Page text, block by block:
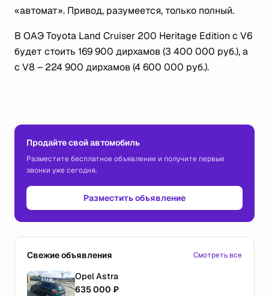
«автомат». Привод, разумеется, только полный.
В ОАЭ Toyota Land Cruiser 200 Heritage Edition с V6
будет стоить 169 900 дирхамов (3 400 000 руб.), а
с V8 – 224 900 дирхамов (4 600 000 руб.).
Продайте свой автомобиль
Разместите бесплатное объявление и получите первые
звонки уже сегодня.
Разместить объявление
Свежие объявления Смотреть все
Opel Astra
635 000 ₽